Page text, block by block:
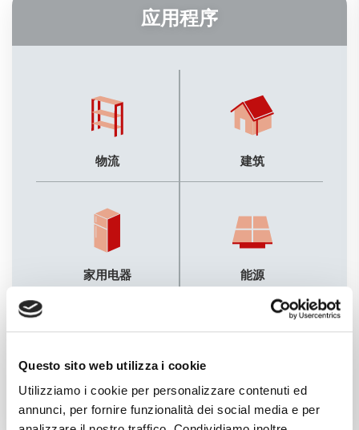
Questo sito web utilizza i cookie
Utilizziamo i cookie per personalizzare contenuti ed
annunci, per fornire funzionalità dei social media e per
应用程序
物流 建筑
家用电器 能源
基础设施 汽车